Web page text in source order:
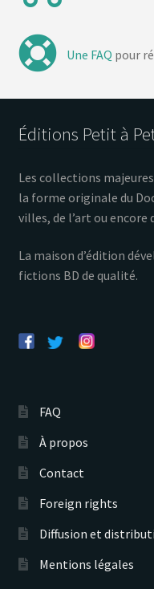
Une FAQ pour
Éditions Petit à
Les collections
la forme originale du
villes, de l’art ou
La maison d’édition
fictions BD de qualité.
FAQ
À propos
Contact
Foreign rights
Diffusion et
Mentions légales